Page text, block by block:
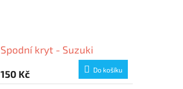
Spodní kryt - Suzuki
150 Kč Do košíku